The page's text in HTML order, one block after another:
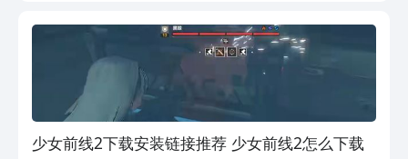
少女前线2下载安装链接推荐 少女前线2怎么下载